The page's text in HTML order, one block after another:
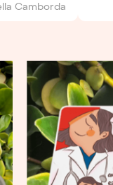
Camborda